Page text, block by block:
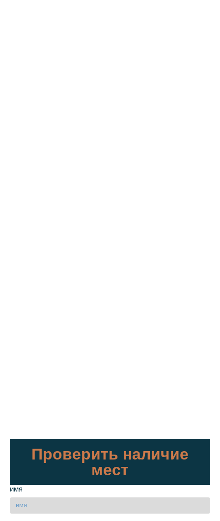
Проверить наличие
мест
имя